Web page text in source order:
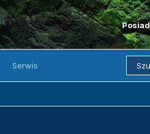
Serwis